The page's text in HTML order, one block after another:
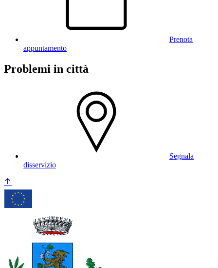
Prenota
appuntamento
Problemi in città
Segnala
disservizio